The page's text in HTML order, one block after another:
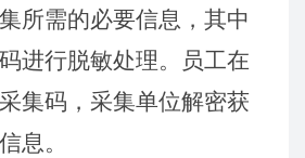
所需的必要信息，其中
进行脱敏处理。员工在
集码，采集单位解密获
息。